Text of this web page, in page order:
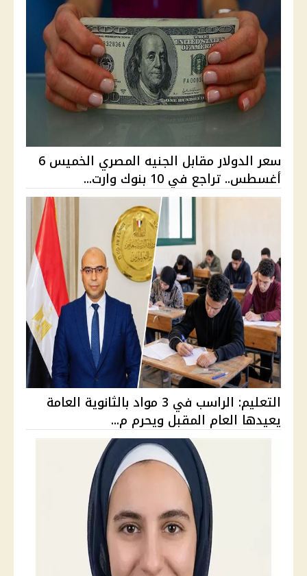
سعر الدولار مقابل الجنيه المصري الخميس 6
أغسطس.. تراجع في 10 بنوك وارت...
التعليم: الراسب في 3 مواد بالثانوية العامة
يعيدها العام المقبل ويحرم م...